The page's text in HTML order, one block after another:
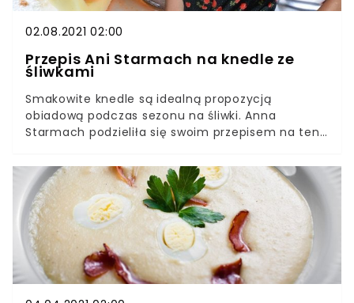
02.08.2021 02:00
Przepis Ani Starmach na knedle ze
śliwkami
Smakowite knedle są idealną propozycją
obiadową podczas sezonu na śliwki. Anna
Starmach podzieliła się swoim przepisem na ten
sprawiał, że knedle stają się bardziej puszyste.
Ciężko się im oprzeć.Knedle są potrawą, która
często może kojarzyć się z dzieciństwem i
wakacjami. Najlepiej bowiem przygotowywać je
latem, gdy w sklepach mamy pod dostatkiem
soczystych owoców. Można przyrządzić je też
jednak w bardziej wytrawnym wydaniu, choć na
słodko cieszą się jednak znacznie większą
popularnością. Potrawa jest bardzo popularna w